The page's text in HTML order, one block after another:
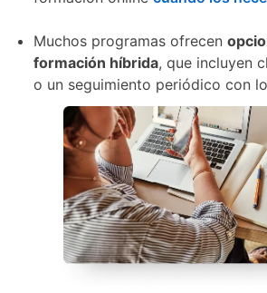
Muchos programas ofrecen
formación híbrida, que incluyen
o un seguimiento periódico con